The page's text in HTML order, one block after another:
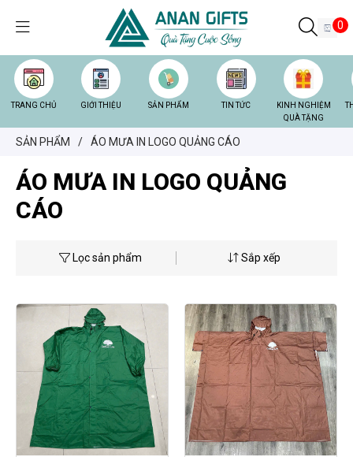
0
TRANG CHỦ GIỚI THIỆU SẢN PHẨM TIN TỨC
KINH NGHIỆM
QUÀ TẶNG
SẢN PHẨM / ÁO MƯA IN LOGO QUẢNG CÁO
ÁO MƯA IN LOGO QUẢNG
CÁO
Lọc sản phẩm Sắp xếp